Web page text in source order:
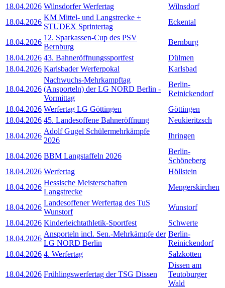
18.04.2026 Wilnsdorfer Werfertag
Wilnsdorf
18.04.2026
KM Mittel- und Langstrecke +
STUDEX Sprintertag
Eckental
18.04.2026
12. Sparkassen-Cup des PSV
Bernburg
Bernburg
18.04.2026 43. Bahneröffnungssportfest
Dülmen
18.04.2026 Karlsbader Werferpokal Karlsbad
18.04.2026
Nachwuchs-Mehrkampftag
(Ansporteln) der LG NORD Berlin -
Vormittag
Berlin-
Reinickendorf
18.04.2026 Werfertag LG Göttingen
Göttingen
18.04.2026 45. Landesoffene Bahneröffnung
Neukieritzsch
18.04.2026
Adolf Gugel Schülermehrkämpfe
2026
Ihringen
18.04.2026 BBM Langstaffeln 2026
Berlin-
Schöneberg
18.04.2026 Werfertag
Höllstein
18.04.2026
Hessische Meisterschaften
Langstrecke
Mengerskirchen
18.04.2026
Landesoffener Werfertag des TuS
Wunstorf
Wunstorf
18.04.2026 Kinderleichtathletik-Sportfest
Schwerte
18.04.2026
Ansporteln incl. Sen.-Mehrkämpfe der
LG NORD Berlin
Berlin-
Reinickendorf
18.04.2026 4. Werfertag Salzkotten
18.04.2026 Frühlingswerfertag der TSG Dissen
Dissen am
Teutoburger
Wald